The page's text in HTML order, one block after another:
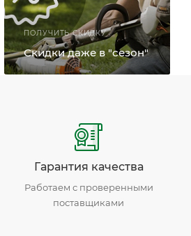
ПОЛУЧИТЬ СКИДКУ
Скидки даже в "сезон"
Гарантия качества
Работаем с проверенными
поставщиками